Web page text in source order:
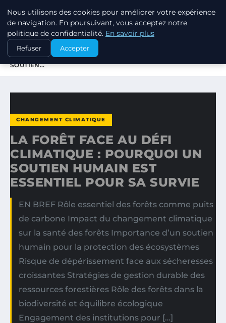
EXXON CLIMATE FOOTPRINT
ACCUEIL
CHANGEMENT CLIMATIQUE
LA FORÊT FACE AU DÉFI CLIMATIQUE : POURQUOI UN
SOUTIEN…
CHANGEMENT CLIMATIQUE
LA FORÊT FACE AU DÉFI
CLIMATIQUE : POURQUOI UN
SOUTIEN HUMAIN EST
ESSENTIEL POUR SA SURVIE
EN BREF Rôle essentiel des forêts comme puits
de carbone Impact du changement climatique
sur la santé des forêts Importance d’un soutien
humain pour la protection des écosystèmes
Risque de dépérissement face aux sécheresses
croissantes Stratégies de gestion durable des
ressources forestières Rôle des forêts dans la
biodiversité et équilibre écologique
Engagement des institutions pour […]
Nous utilisons des cookies pour améliorer votre expérience
de navigation. En poursuivant, vous acceptez notre
politique de confidentialité. En savoir plus
Refuser Accepter